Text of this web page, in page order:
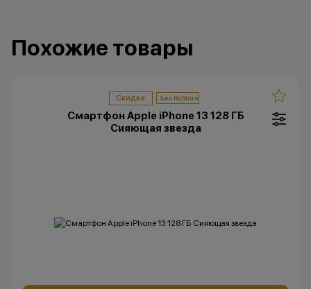
мессенджерах
Похожие товары
Скидка
Смартфон Apple iPhone 13 128 ГБ
Сияющая звезда